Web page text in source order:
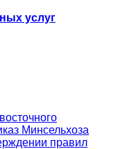
услуг
Минсельхоза
правил